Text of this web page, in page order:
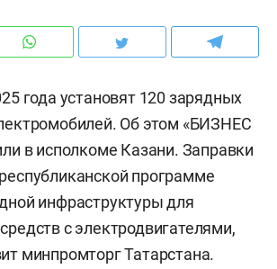
года установят 120 зарядных
Об этом «БИЗНЕС
в исполкоме Казани. Заправки
программе
инфраструктуры для
с электродвигателями,
минпромторг Татарстана.